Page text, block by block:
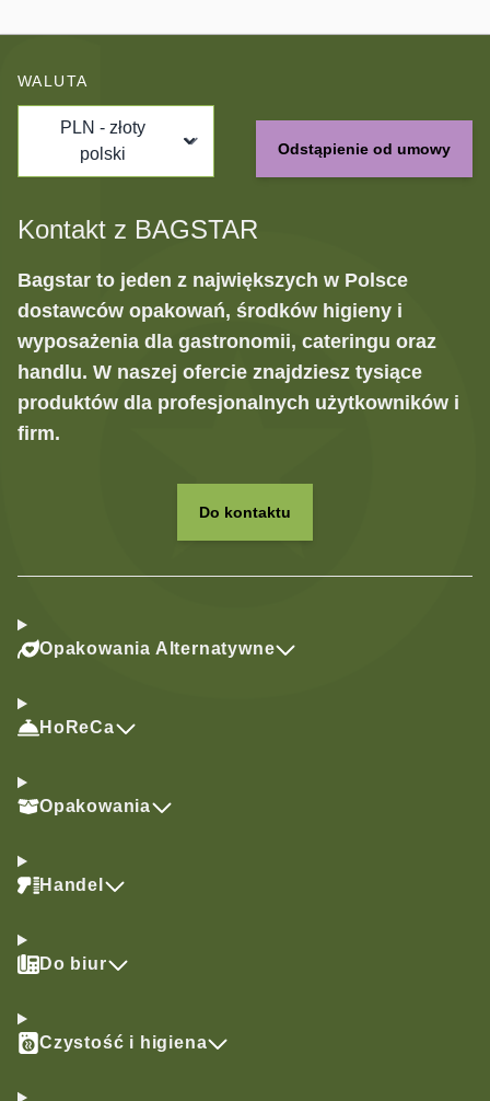
WALUTA
PLN - złoty
polski
Odstąpienie od umowy
Kontakt z BAGSTAR
Bagstar to jeden z największych w Polsce
dostawców opakowań, środków higieny i
wyposażenia dla gastronomii, cateringu oraz
handlu. W naszej ofercie znajdziesz tysiące
produktów dla profesjonalnych użytkowników i
firm.
Do kontaktu
Opakowania Alternatywne
HoReCa
Opakowania
Handel
Do biur
Czystość i higiena